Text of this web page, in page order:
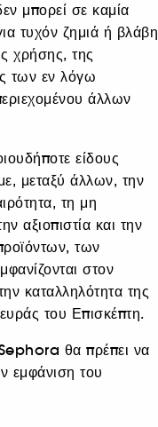
μπορεί σε καμία
τυχόν ζημιά ή βλάβη
χρήσης, της
των εν λόγω
άλλων
είδους
μεταξύ άλλων, την
τη μη
αξιοπιστία και την
των
στον
καταλληλότητα της
του Επισκέπτη.
θα πρέπει να
εμφάνιση του